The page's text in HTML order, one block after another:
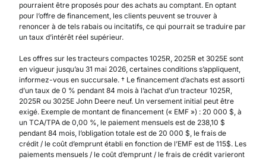
pourraient être proposés pour des achats au comptant. En optant
pour l’offre de financement, les clients peuvent se trouver à
renoncer à de tels rabais ou incitatifs, ce qui pourrait se traduire par
un taux d’intérêt réel supérieur.
Les offres sur les tracteurs compactes 1025R, 2025R et 3025E sont
en vigueur jusqu’au 31 mai 2026, certaines conditions s’appliquent,
informez-vous en succursale. † Le financement d’achats est assorti
d’un taux de 0 % pendant 84 mois à l’achat d’un tracteur 1025R,
2025R ou 3025E John Deere neuf. Un versement initial peut être
exigé. Exemple de montant de financement (« EMF ») : 20 000 $, à
un TCA/TPA de 0,00 %, le paiement mensuels est de 238,10 $
pendant 84 mois, l’obligation totale est de 20 000 $, le frais de
crédit / le coût d’emprunt établi en fonction de l’EMF est de 115$. Les
paiements mensuels / le coût d’emprunt / le frais de crédit varieront